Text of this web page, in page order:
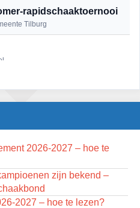
rapidschaaktoernooi
Tilburg
2026
2026-2027 – hoe te
zijn bekend –
2027 – hoe te lezen?